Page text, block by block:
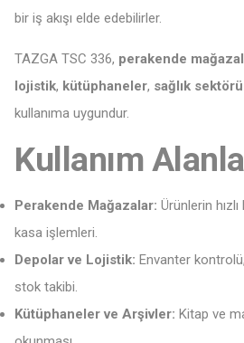
bir iş akışı elde edebilirler.
TAZGA TSC 336, perakende
lojistik, kütüphaneler, sağlık sektörü
kullanıma uygundur.
Kullanım
Perakende Mağazalar: Ürünlerin
kasa işlemleri.
Depolar ve Lojistik: Envanter
stok takibi.
Kütüphaneler ve Arşivler: Kitap ve